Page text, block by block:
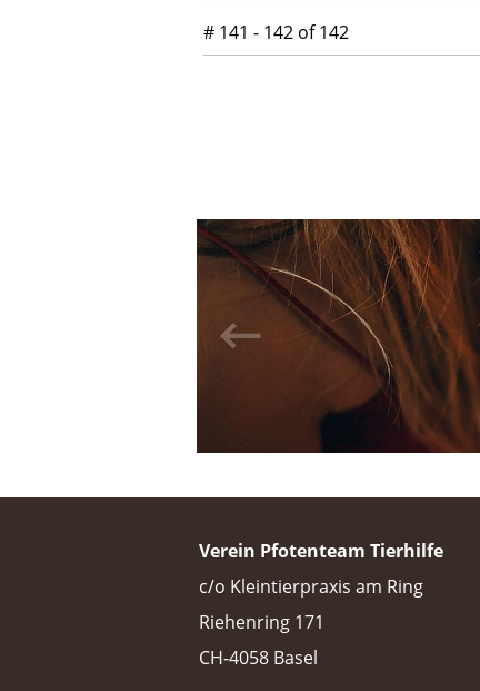
# 141 - 142 of 142
Verein Pfotenteam Tierhilfe
c/o Kleintierpraxis am Ring
Riehenring 171
CH-4058 Basel